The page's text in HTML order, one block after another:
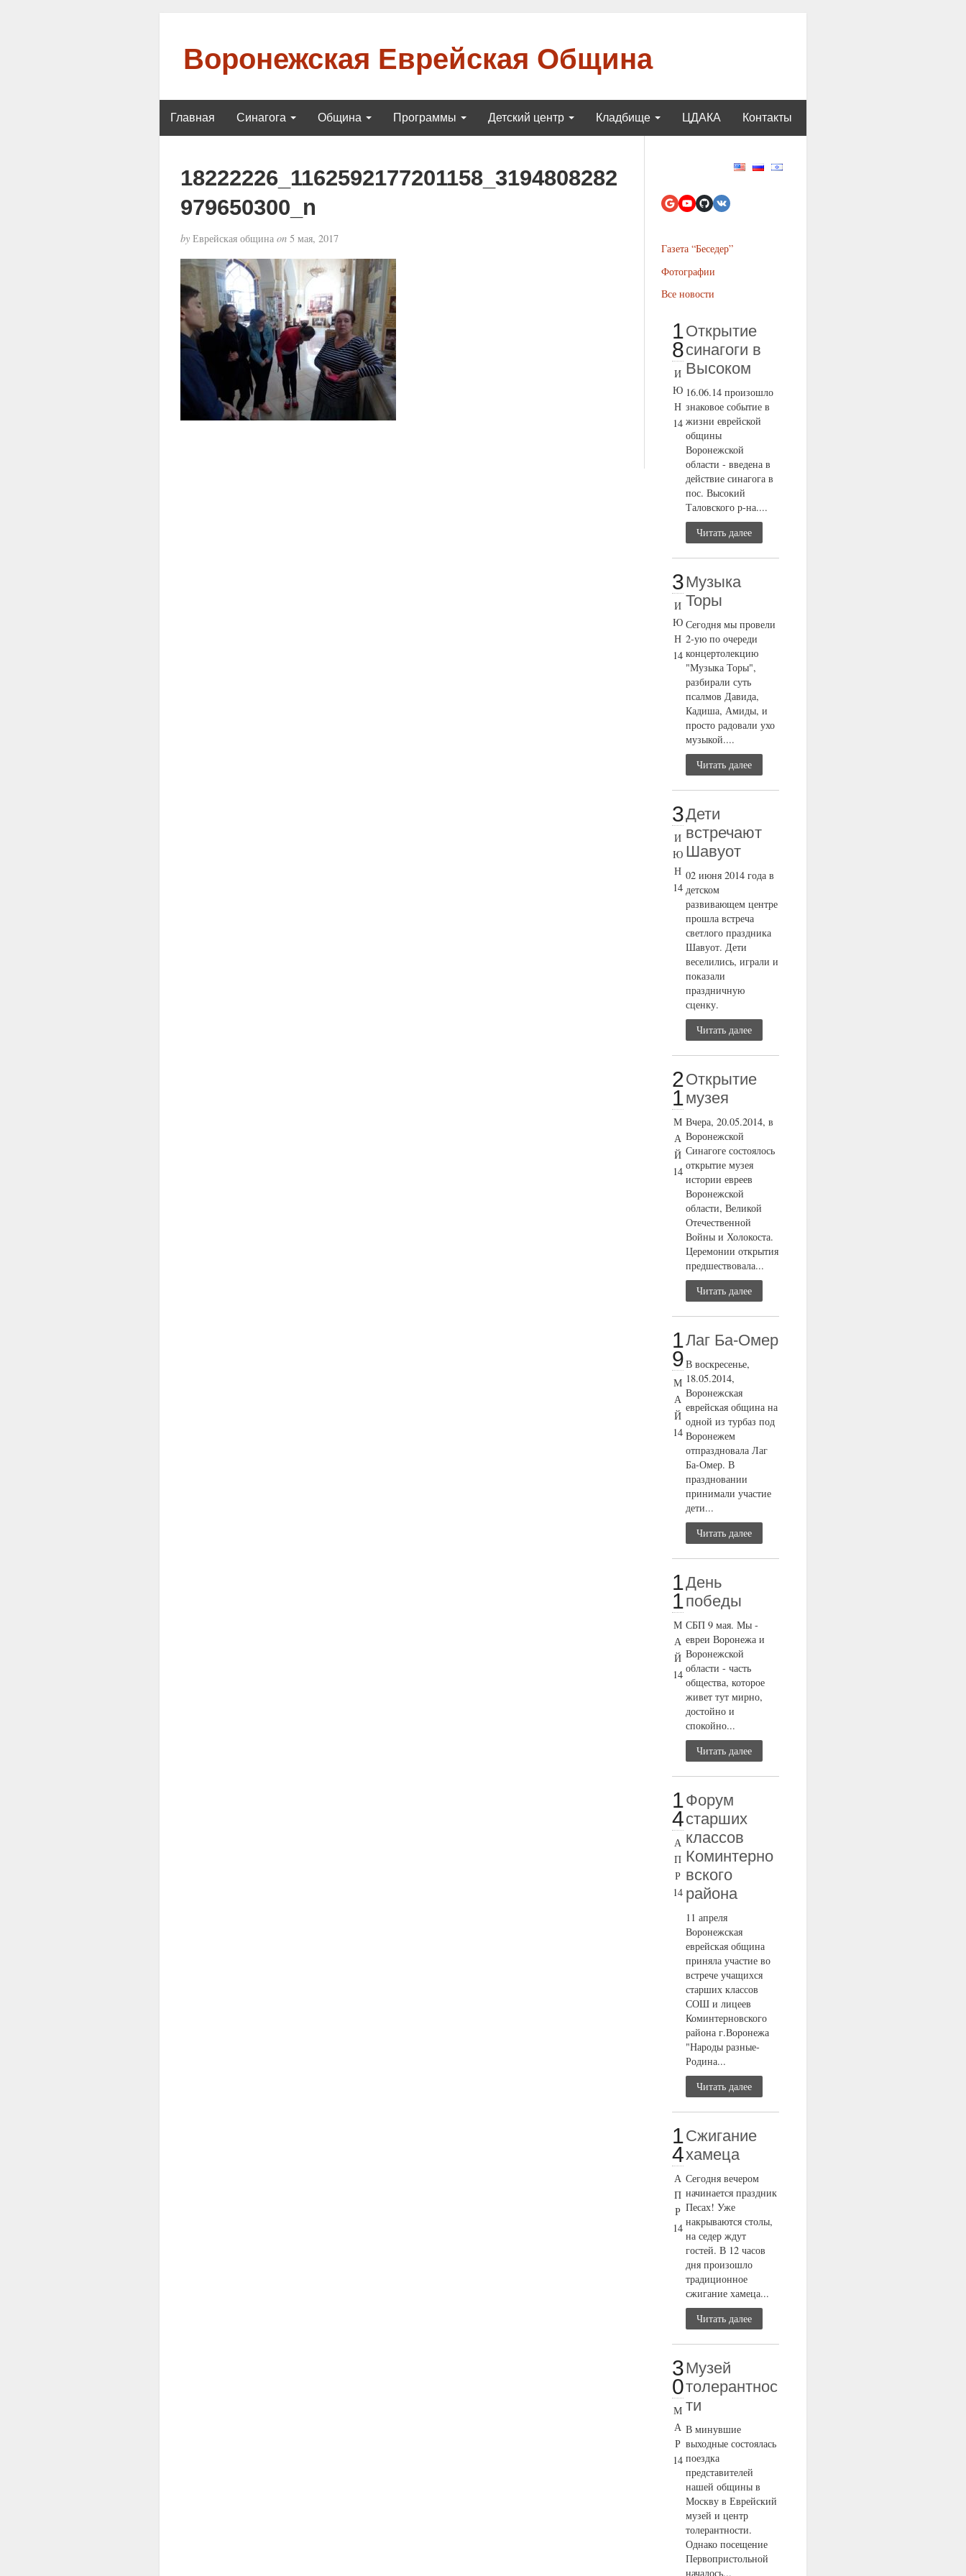
Воронежская Еврейская Община
Главная Синагога Община Программы Детский центр Кладбище ЦДАКА Контакты
18222226_1162592177201158_3194808282
979650300_n
byЕврейская община on5 мая, 2017
Газета “Беседер”
Фотографии
Все новости
1
8
И
Ю
Н
14
Открытие
cинагоги в
Высоком
16.06.14 произошло
знаковое событие в
жизни еврейской
общины
Воронежской
области - введена в
действие синагога в
пос. Высокий
Таловского р-на....
Читать далее
3
И
Ю
Н
14
Музыка
Торы
Сегодня мы провели
2-ую по очереди
концертолекцию
"Музыка Торы",
разбирали суть
псалмов Давида,
Кадиша, Амиды, и
просто радовали ухо
музыкой....
Читать далее
3
И
Ю
Н
14
Дети
встречают
Шавуот
02 июня 2014 года в
детском
развивающем центре
прошла встреча
светлого праздника
Шавуот. Дети
веселились, играли и
показали
праздничную
сценку.
Читать далее
2
1
М
А
Й
14
Открытие
музея
Вчера, 20.05.2014, в
Воронежской
Синагоге состоялось
открытие музея
истории евреев
Воронежской
области, Великой
Отечественной
Войны и Холокоста.
Церемонии открытия
предшествовала...
Читать далее
1
9
М
А
Й
14
Лаг Ба-Омер
В воскресенье,
18.05.2014,
Воронежская
еврейская община на
одной из турбаз под
Воронежем
отпраздновала Лаг
Ба-Омер. В
праздновании
принимали участие
дети...
Читать далее
1
1
М
А
Й
14
День
победы
СБП 9 мая. Мы -
евреи Воронежа и
Воронежской
области - часть
общества, которое
живет тут мирно,
достойно и
спокойно...
Читать далее
1
4
А
П
Р
14
Форум
старших
классов
Коминтерно
вского
района
11 апреля
Воронежская
еврейская община
приняла участие во
встрече учащихся
старших классов
СОШ и лицеев
Коминтерновского
района г.Воронежа
"Народы разные-
Родина...
Читать далее
1
4
А
П
Р
14
Сжигание
хамеца
Сегодня вечером
начинается праздник
Песах! Уже
накрываются столы,
на седер ждут
гостей. В 12 часов
дня произошло
традиционное
сжигание хамеца...
Читать далее
3
0
М
А
Р
14
Музей
толерантнос
ти
В минувшие
выходные состоялась
поездка
представителей
нашей общины в
Москву в Еврейский
музей и центр
толерантности.
Однако посещение
Первопристольной
началось...